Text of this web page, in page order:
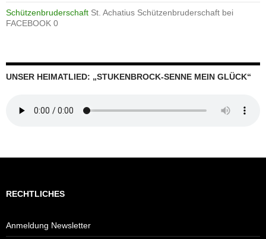
Schützenbruderschaft St. Achatius Schützenbruderschaft bei
FACEBOOK 0
UNSER HEIMATLIED: „STUKENBROCK-SENNE MEIN GLÜCK“
RECHTLICHES
Anmeldung Newsletter